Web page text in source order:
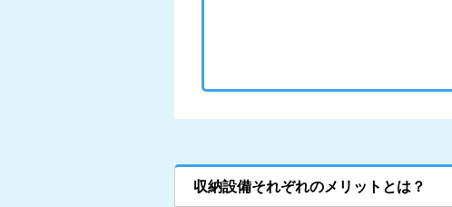
収納設備それぞれのメリットとは？